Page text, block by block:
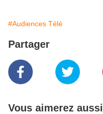
#Audiences Télé
Partager
Vous aimerez aussi